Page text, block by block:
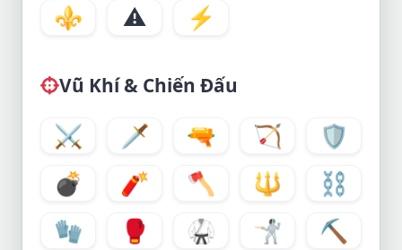
⚜
⚠ ⚡
Vũ Khí & Chiến Đấu
⚔ 🗡 🔫 🏹
🛡
💣
🧨 🪓 🔱
⛓
🧤
🥊 🥋 🤺 ⛏